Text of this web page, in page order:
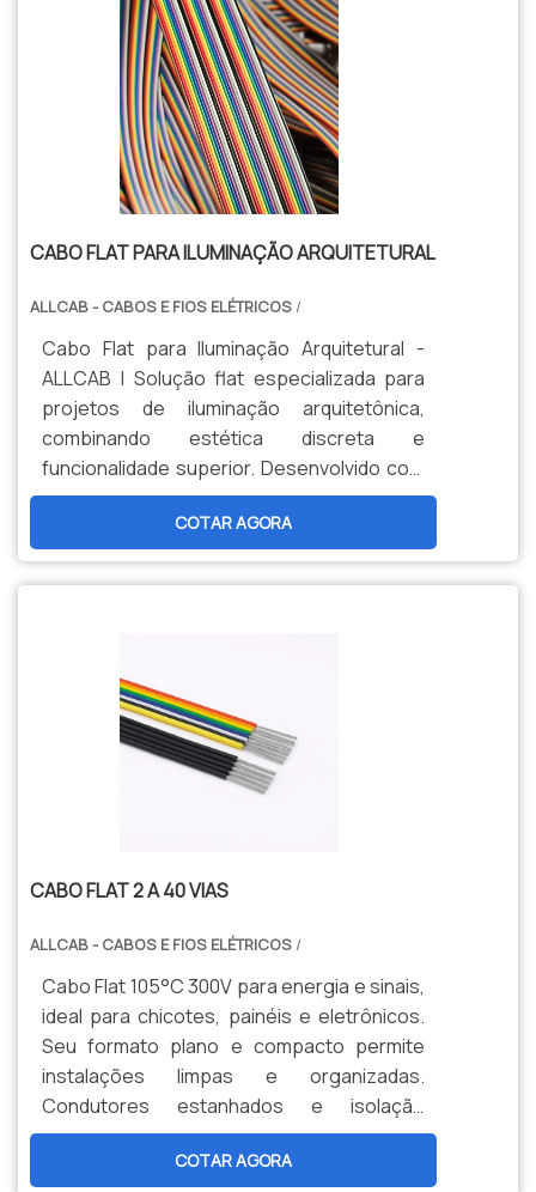
CABO FLAT PARA ILUMINAÇÃO ARQUITETURAL
ALLCAB - CABOS E FIOS ELÉTRICOS /
Cabo Flat para Iluminação Arquitetural -
ALLCAB | Solução flat especializada para
projetos de iluminação arquitetônica,
combinando estética discreta e
funcionalidade superior. Desenvolvido com
condutores paralelos e isolação PVC
(105°C) para instalações limpas e
organizadas. Ideal para fachadas, sancas e
projetos luminotécnicos que exigem
COTAR AGORA
CABO FLAT 2 A 40 VIAS
ALLCAB - CABOS E FIOS ELÉTRICOS /
Cabo Flat 105°C 300V para energia e sinais,
ideal para chicotes, painéis e eletrônicos.
Seu formato plano e compacto permite
instalações limpas e organizadas.
Condutores estanhados e isolação
termorresistente garantem confiabilidade
e alta durabilidade.COTAR AGORA